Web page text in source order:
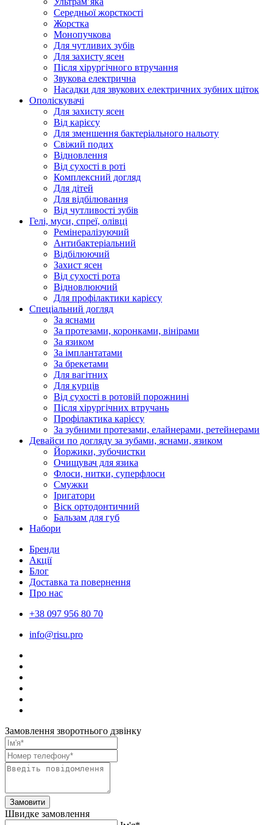
Середньої жорсткості
Жорстка
Монопучкова
Для чутливих зубів
Для захисту ясен
Після хірургічного втручання
Звукова електрична
Насадки для звукових електричних зубних щіток
Ополіскувачі
Для захисту ясен
Від карієсу
Для зменшення бактеріального нальоту
Свіжий подих
Відновлення
Від сухості в роті
Комплексний догляд
Для дітей
Для відбілювання
Від чутливості зубів
Гелі, муси, спреї, олівці
Ремінералізуючий
Антибактеріальний
Відбілюючий
Захист ясен
Від сухості рота
Відновлюючий
Для профілактики карієсу
Спеціальний догляд
За яснами
За протезами, коронками, вінірами
За язиком
За імплантатами
За брекетами
Для вагітних
Для курців
Від сухості в ротовій порожнині
Після хірургічних втручань
Профілактика карієсу
За зубними протезами, елайнерами, ретейнерами
Девайси по догляду за зубами, яснами, язиком
Йоржики, зубочистки
Очищувач для язика
Флоси, нитки, суперфлоси
Смужки
Іригатори
Віск ортодонтичний
Бальзам для губ
Набори
Бренди
Акції
Блог
Доставка та повернення
Про нас
+38 097 956 80 70
info@risu.pro
Замовлення зворотнього дзвінку
Замовити
Швидке замовлення